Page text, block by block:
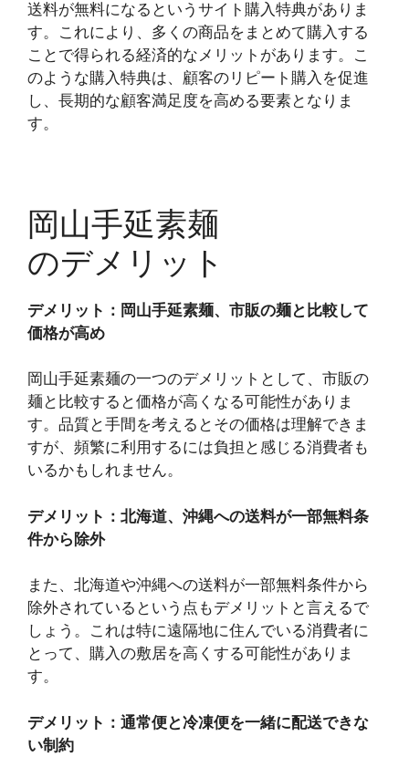
送料が無料になるというサイト購入特典がありま
す。これにより、多くの商品をまとめて購入する
ことで得られる経済的なメリットがあります。こ
のような購入特典は、顧客のリピート購入を促進
し、長期的な顧客満足度を高める要素となりま
す。
岡山手延素麺
のデメリット
デメリット：岡山手延素麺、市販の麺と比較して
価格が高め
岡山手延素麺の一つのデメリットとして、市販の
麺と比較すると価格が高くなる可能性がありま
す。品質と手間を考えるとその価格は理解できま
すが、頻繁に利用するには負担と感じる消費者も
いるかもしれません。
デメリット：北海道、沖縄への送料が一部無料条
件から除外
また、北海道や沖縄への送料が一部無料条件から
除外されているという点もデメリットと言えるで
しょう。これは特に遠隔地に住んでいる消費者に
とって、購入の敷居を高くする可能性がありま
す。
デメリット：通常便と冷凍便を一緒に配送できな
い制約